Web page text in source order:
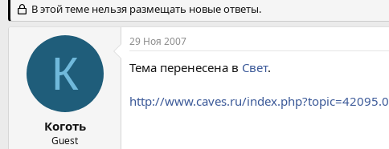
т
о
м
т
а
н
а
В этой теме нельзя размещать новые ответы.
К
Коготь
Guest
29 Ноя 2007
Тема перенесена в Свет.
http://www.caves.ru/index.php?topic=42095.0